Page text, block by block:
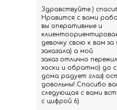
Здравствуйте )
Нравится с вами
вы оперативные и
девочку свою к вам
заказала) а мой
заказ отлично
хаски и обратно) до
дома радует глаз)
довольны! Спасибо
следующая с вами
с цифрой 6)